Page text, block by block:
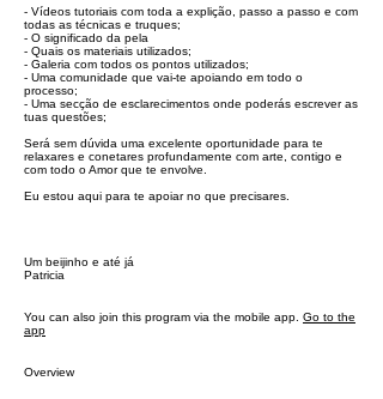
- Vídeos tutoriais com toda a explição, passo a passo e com
todas as técnicas e truques;
- O significado da pela
- Quais os materiais utilizados;
- Galeria com todos os pontos utilizados;
- Uma comunidade que vai-te apoiando em todo o
processo;
- Uma secção de esclarecimentos onde poderás escrever as
tuas questões;
Será sem dúvida uma excelente oportunidade para te
relaxares e conetares profundamente com arte, contigo e
com todo o Amor que te envolve.
Eu estou aqui para te apoiar no que precisares.
Um beijinho e até já
Patricia
You can also join this program via the mobile app. Go to the
app
Overview